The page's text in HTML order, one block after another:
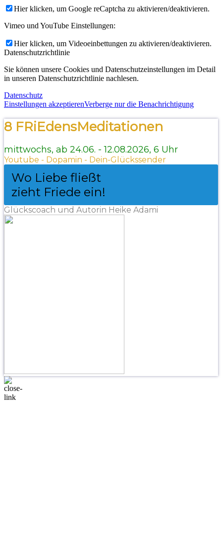
Hier klicken, um Google reCaptcha zu aktivieren/deaktivieren.
Vimeo und YouTube Einstellungen:
Hier klicken, um Videoeinbettungen zu aktivieren/deaktivieren.
Datenschutzrichtlinie
Sie können unsere Cookies und Datenschutzeinstellungen im Detail
in unseren Datenschutzrichtlinie nachlesen.
Datenschutz
Einstellungen akzeptierenVerberge nur die Benachrichtigung
8 FRiEdensMeditationen
mittwochs, ab 24.06. - 12.08.2026, 6 Uhr
Youtube - Dopamin - Dein-Glückssender
Wo Liebe fließt
zieht Friede ein!
Glückscoach und Autorin Heike Adami